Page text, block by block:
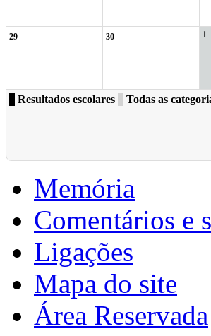
29 30 1
Resultados escolares Todas as
Memória
Comentários e
Ligações
Mapa do site
Área Reservada